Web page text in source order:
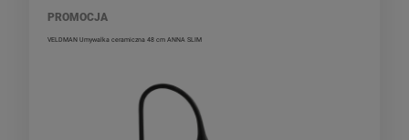
VELDMAN Umywalka ceramiczna 48 cm ANNA SLIM
PROMOCJA